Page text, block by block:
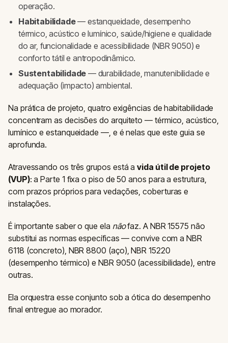
operação.
Habitabilidade— estanqueidade, desempenho
térmico, acústico e lumínico, saúde/higiene e qualidade
do ar, funcionalidade e acessibilidade (NBR 9050) e
conforto tátil e antropodinâmico.
Sustentabilidade — durabilidade, manutenibilidade e
adequação (impacto) ambiental.
Na prática de projeto, quatro exigências de habitabilidade
concentram as decisões do arquiteto — térmico, acústico,
lumínico e estanqueidade —, e é nelas que este guia se
aprofunda.
Atravessando os três grupos está avida útil de projeto
(VUP): a Parte 1 fixa o piso de 50 anos para a estrutura,
com prazos próprios para vedações, coberturas e
instalações.
É importante saber o que ela nãofaz. A NBR 15575 não
substitui as normas específicas — convive com a NBR
6118 (concreto), NBR 8800 (aço), NBR 15220
(desempenho térmico) e NBR 9050 (acessibilidade), entre
outras.
Ela orquestra esse conjunto sob a ótica do desempenho
final entregue ao morador.